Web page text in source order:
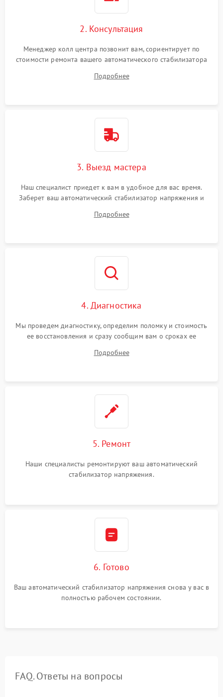
2. Консультация
Менеджер колл центра позвонит вам, сориентирует по
стоимости ремонта вашего автоматического стабилизатора
Подробнее
3. Выезд мастера
Наш специалист приедет к вам в удобное для вас время.
Заберет ваш автоматический стабилизатор напряжения и
Подробнее
4. Диагностика
Мы проведем диагностику, определим поломку и стоимость
ее восстановления и сразу сообщим вам о сроках ее
Подробнее
5. Ремонт
Наши специалисты ремонтируют ваш автоматический
стабилизатор напряжения.
6. Готово
Ваш автоматический стабилизатор напряжения снова у вас в
полностью рабочем состоянии.
FAQ. Ответы на вопросы